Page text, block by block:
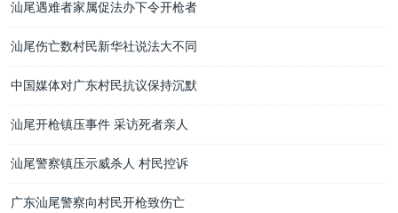
汕尾遇难者家属促法办下令开枪者
汕尾伤亡数村民新华社说法大不同
中国媒体对广东村民抗议保持沉默
汕尾开枪镇压事件 采访死者亲人
汕尾警察镇压示威杀人 村民控诉
广东汕尾警察向村民开枪致伤亡